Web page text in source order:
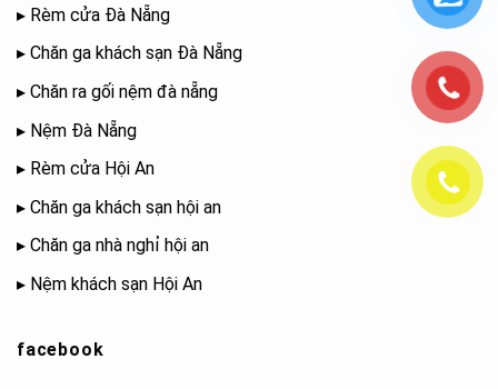
▸ Rèm cửa Đà Nẵng
▸ Chăn ga khách sạn Đà Nẵng
▸ Chăn ra gối nệm đà nẵng
▸ Nệm Đà Nẵng
▸ Rèm cửa Hội An
▸ Chăn ga khách sạn hội an
▸ Chăn ga nhà nghỉ hội an
▸ Nệm khách sạn Hội An
facebook